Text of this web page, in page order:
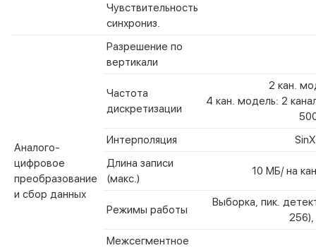
Чувствительность
синхрониз.
Аналого-
цифровое
преобразование
и сбор данных
Разрешение по
вертикали
Частота
дискретизации
2 кан.
4 кан. модель: 2
Интерполяция
Длина записи
(макс.)
10 МБ/ на
Режимы работы
Выборка, пик.
Межсегментное